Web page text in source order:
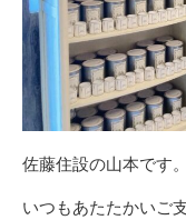
佐藤住設の山本です。
いつもあたたかいご